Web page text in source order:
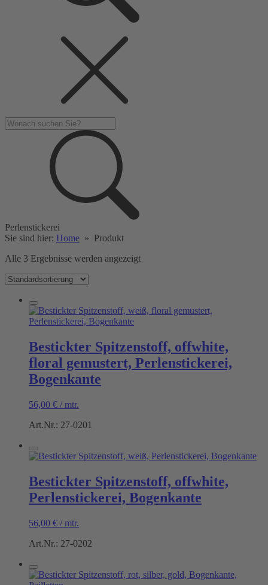
Perlenstickerei
Sie sind hier: Home » Produkt
Alle 3 Ergebnisse werden angezeigt
Bestickter Spitzenstoff, offwhite,
floral gemustert, Perlenstickerei,
Bogenkante
56,00 € / mtr.
Art.Nr.: 27-0201
Bestickter Spitzenstoff, offwhite,
Perlenstickerei, Bogenkante
56,00 € / mtr.
Art.Nr.: 27-0202